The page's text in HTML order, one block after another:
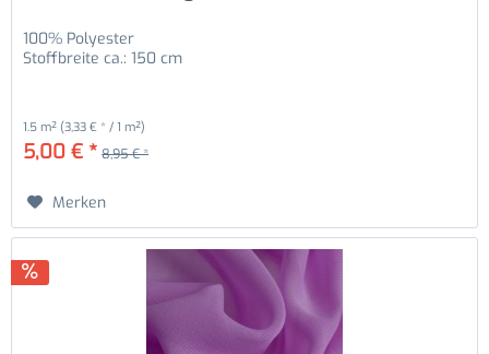
100% Polyester
Stoffbreite ca.: 150 cm
1.5 m² (3,33 € * / 1 m²)
5,00 € * 8,95 € *
Merken